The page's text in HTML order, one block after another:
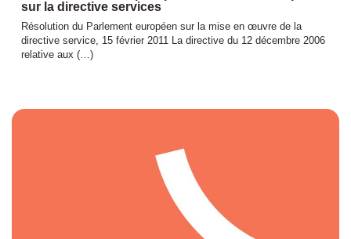
sur la directive services
Résolution du Parlement européen sur la mise en œuvre de la
directive service, 15 février 2011 La directive du 12 décembre 2006
relative aux (…)